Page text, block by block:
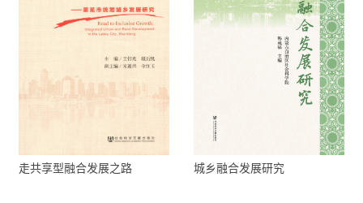
走共享型融合发展之路 城乡融合发展研究